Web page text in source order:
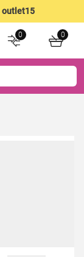
outlet15
0 0